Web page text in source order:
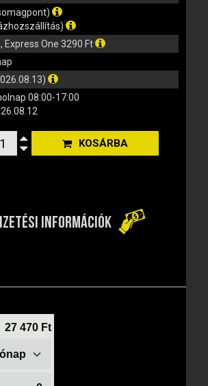
, Express One 3290 Ft
08:00-17:00
KOSÁRBA
INFORMÁCIÓK